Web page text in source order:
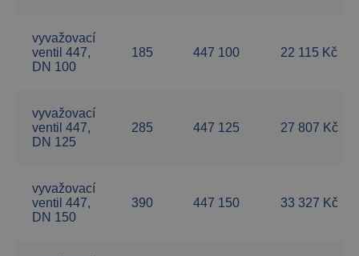
vyvažovací
ventil 447,
DN 100
185 447 100 22 115 Kč
vyvažovací
ventil 447,
DN 125
285 447 125 27 807 Kč
vyvažovací
ventil 447,
DN 150
390 447 150 33 327 Kč